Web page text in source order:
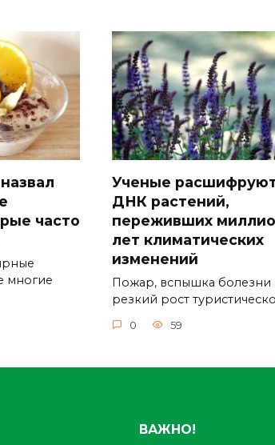
часто
многие
Ученые
ДНК растений,
переживших
лет климатических
изменений
Пожар, вспышка болезни
резкий рост
0 59
ВАЖНО!